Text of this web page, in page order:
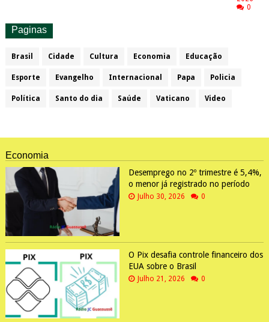
0
Paginas
Brasil Cidade Cultura Economia Educação
Esporte Evangelho Internacional Papa Policia
Política Santo do dia Saúde Vaticano Video
Economia
Desemprego no 2º trimestre é 5,4%,
o menor já registrado no período
Julho 30, 2026 0
O Pix desafia controle financeiro dos
EUA sobre o Brasil
Julho 21, 2026 0